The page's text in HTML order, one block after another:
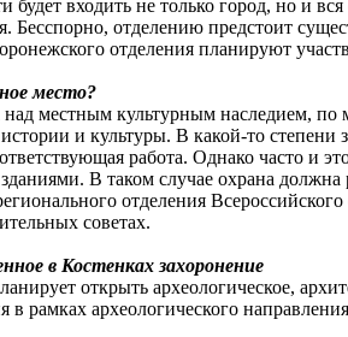
будет входить не только город, но и
Бесспорно, отделению предстоит
отделения планируют
место?
местным культурным наследием,
и культуры. В какой-то
работа. Однако часто и
В таком случае охрана
отделения
советах.
в Костенках захоронение
открыть археологическое,
в рамках археологического